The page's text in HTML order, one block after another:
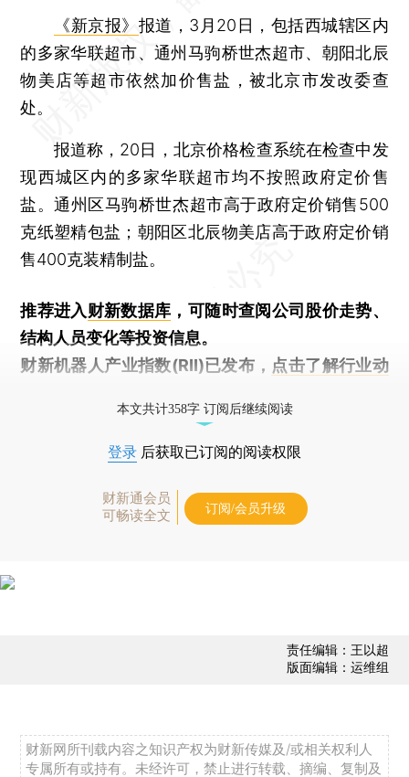
《新京报》 报道，3月20日，包括西城辖区内
的多家华联超市、通州马驹桥世杰超市、朝阳北辰
物美店等超市依然加价售盐，被北京市发改委查
处。
报道称，20日，北京价格检查系统在检查中发
现西城区内的多家华联超市均不按照政府定价售
盐。通州区马驹桥世杰超市高于政府定价销售500
克纸塑精包盐；朝阳区北辰物美店高于政府定价销
售400克装精制盐。
推荐进入财新数据库 ，可随时查阅公司股价走势、
结构人员变化等投资信息。
财新机器人产业指数(RII)已发布， 点击了解行业动
本文共计358字 订阅后继续阅读
登录 后获取已订阅的阅读权限
财新通会员
可畅读全文
订阅/会员升级
责任编辑：王以超
版面编辑：运维组
财新网所刊载内容之知识产权为财新传媒及/或相关权利人
专属所有或持有。未经许可，禁止进行转载、摘编、复制及